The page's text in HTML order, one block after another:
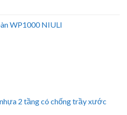
WP1000 NIULI
2 tầng có chống trầy xước